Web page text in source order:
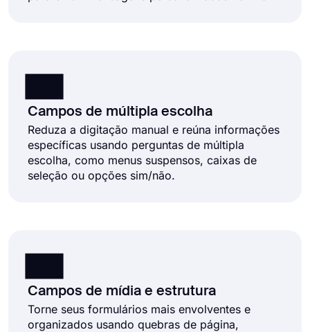
Campos de múltipla escolha
Reduza a digitação manual e reúna informações
específicas usando perguntas de múltipla
escolha, como menus suspensos, caixas de
seleção ou opções sim/não.
Campos de mídia e estrutura
Torne seus formulários mais envolventes e
organizados usando quebras de página,